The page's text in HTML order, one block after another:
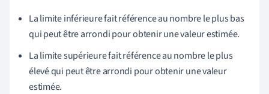
La limite inférieure fait référence au nombre le plus bas
qui peut être arrondi pour obtenir une valeur estimée.
La limite supérieure fait référence au nombre le plus
élevé qui peut être arrondi pour obtenir une valeur
estimée.